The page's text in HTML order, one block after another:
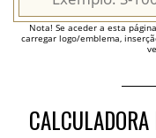
Nota! Se aceder a esta
carregar logo/emblema,